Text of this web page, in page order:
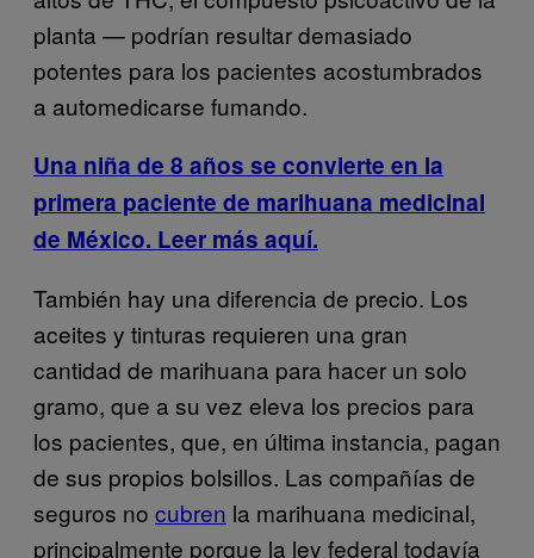
planta — podrían resultar demasiado
potentes para los pacientes acostumbrados
a automedicarse fumando.
Una niña de 8 años se convierte en la
primera paciente de marihuana medicinal
de México. Leer más aquí.
También hay una diferencia de precio. Los
aceites y tinturas requieren una gran
cantidad de marihuana para hacer un solo
gramo, que a su vez eleva los precios para
los pacientes, que, en última instancia, pagan
de sus propios bolsillos. Las compañías de
seguros no cubren la marihuana medicinal,
principalmente porque la ley federal todavía